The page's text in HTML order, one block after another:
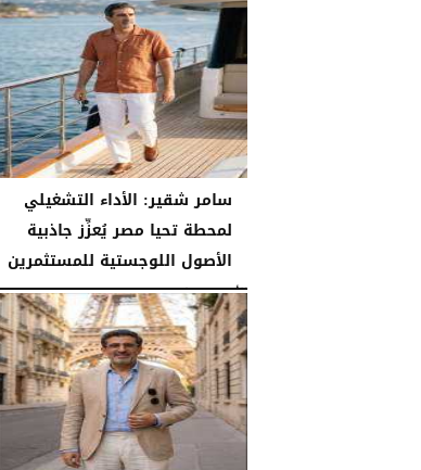
سامر شقير: الأداء التشغيلي
لمحطة تحيا مصر يُعزِّز جاذبية
الأصول اللوجستية للمستثمرين
الأحد، 26 يوليو 2026 07:27 مـ